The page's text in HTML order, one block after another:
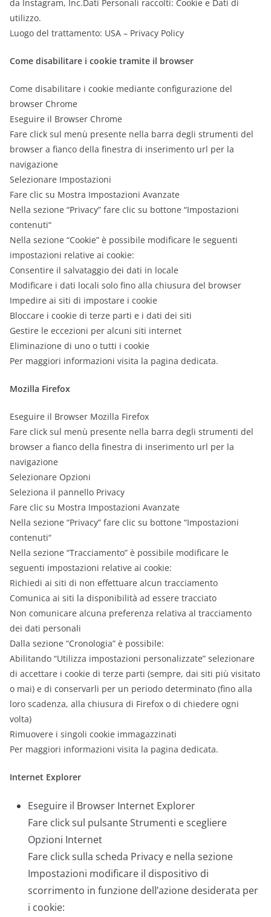
da Instagram, Inc.Dati Personali raccolti: Cookie e Dati di
utilizzo.
Luogo del trattamento: USA – Privacy Policy
Come disabilitare i cookie tramite il browser
Come disabilitare i cookie mediante configurazione del
browser Chrome
Eseguire il Browser Chrome
Fare click sul menù presente nella barra degli strumenti del
browser a fianco della finestra di inserimento url per la
navigazione
Selezionare Impostazioni
Fare clic su Mostra Impostazioni Avanzate
Nella sezione “Privacy” fare clic su bottone “Impostazioni
contenuti“
Nella sezione “Cookie” è possibile modificare le seguenti
impostazioni relative ai cookie:
Consentire il salvataggio dei dati in locale
Modificare i dati locali solo fino alla chiusura del browser
Impedire ai siti di impostare i cookie
Bloccare i cookie di terze parti e i dati dei siti
Gestire le eccezioni per alcuni siti internet
Eliminazione di uno o tutti i cookie
Per maggiori informazioni visita la pagina dedicata.
Mozilla Firefox
Eseguire il Browser Mozilla Firefox
Fare click sul menù presente nella barra degli strumenti del
browser a fianco della finestra di inserimento url per la
navigazione
Selezionare Opzioni
Seleziona il pannello Privacy
Fare clic su Mostra Impostazioni Avanzate
Nella sezione “Privacy” fare clic su bottone “Impostazioni
contenuti“
Nella sezione “Tracciamento” è possibile modificare le
seguenti impostazioni relative ai cookie:
Richiedi ai siti di non effettuare alcun tracciamento
Comunica ai siti la disponibilità ad essere tracciato
Non comunicare alcuna preferenza relativa al tracciamento
dei dati personali
Dalla sezione “Cronologia” è possibile:
Abilitando “Utilizza impostazioni personalizzate” selezionare
di accettare i cookie di terze parti (sempre, dai siti più visitato
o mai) e di conservarli per un periodo determinato (fino alla
loro scadenza, alla chiusura di Firefox o di chiedere ogni
volta)
Rimuovere i singoli cookie immagazzinati
Per maggiori informazioni visita la pagina dedicata.
Internet Explorer
Eseguire il Browser Internet Explorer
Fare click sul pulsante Strumenti e scegliere
Opzioni Internet
Fare click sulla scheda Privacy e nella sezione
Impostazioni modificare il dispositivo di
scorrimento in funzione dell’azione desiderata per
i cookie: